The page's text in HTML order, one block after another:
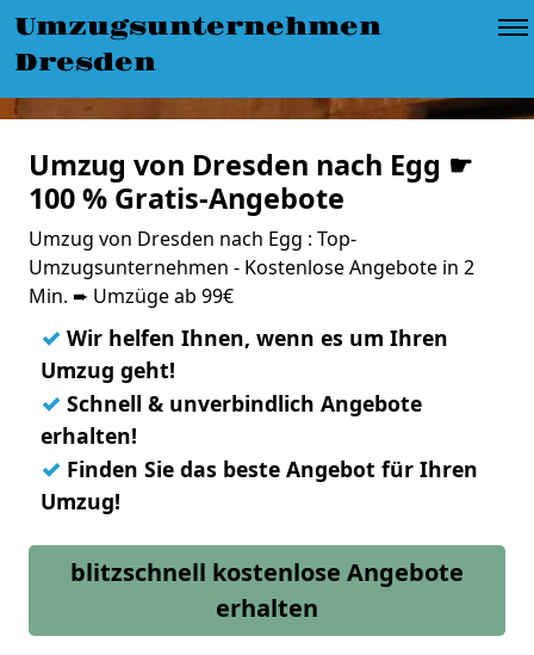
Umzugsunternehmen
Dresden
Umzug von Dresden nach Egg ☛
100 % Gratis-Angebote
Umzug von Dresden nach Egg : Top-
Umzugsunternehmen - Kostenlose Angebote in 2
Min. ➨ Umzüge ab 99€
✓ Wir helfen Ihnen, wenn es um Ihren
Umzug geht!
✓ Schnell & unverbindlich Angebote
erhalten!
✓ Finden Sie das beste Angebot für Ihren
Umzug!
blitzschnell kostenlose Angebote
erhalten